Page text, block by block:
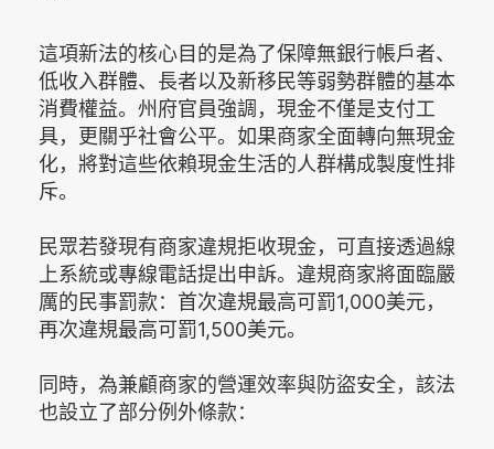
這項新法的核心目的是為了保障無銀行帳戶者、
低收入群體、長者以及新移民等弱勢群體的基本
消費權益。州府官員強調，現金不僅是支付工
具，更關乎社會公平。如果商家全面轉向無現金
化，將對這些依賴現金生活的人群構成製度性排
斥。
民眾若發現有商家違規拒收現金，可直接透過線
上系統或專線電話提出申訴。違規商家將面臨嚴
厲的民事罰款：首次違規最高可罰1,000美元，
再次違規最高可罰1,500美元。
同時，為兼顧商家的營運效率與防盜安全，該法
也設立了部分例外條款：